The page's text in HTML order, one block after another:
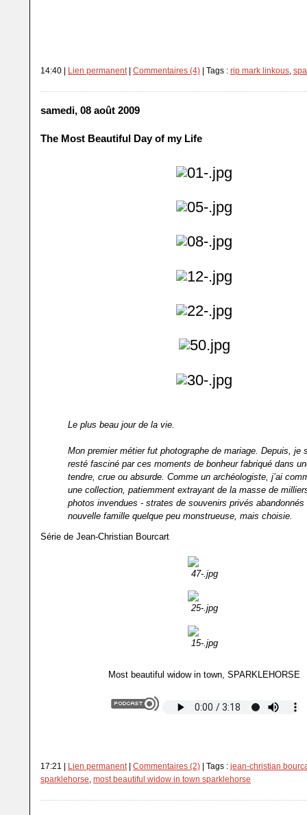
14:40 | Lien permanent| Commentaires (4) | Tags : rip mark linkous,
samedi, 08 août 2009
The Most Beautiful Day of my Life
Le plus beau jour de la vie.
Mon premier métier fut photographe de mariage. Depuis, je
resté fasciné par ces moments de bonheur fabriqué dans
tendre, crue ou absurde. Comme un archéologiste, j’ai
une collection, patiemment extrayant de la masse de
photos invendues - strates de souvenirs privés abandonnés
nouvelle famille quelque peu monstrueuse, mais choisie.
Série de Jean-Christian Bourcart
Most beautiful widow in town, SPARKLEHORSE
17:21 | Lien permanent| Commentaires (2) | Tags : jean-christian
sparklehorse, most beautiful widow in town sparklehorse